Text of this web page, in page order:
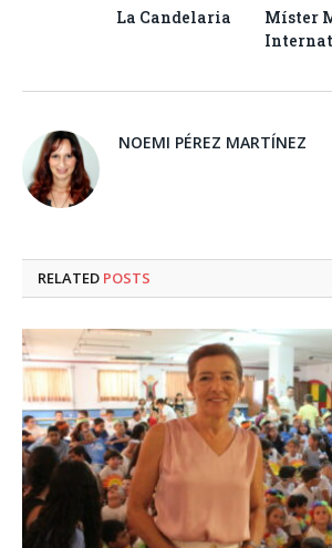
La Candelaria
Míster
NOEMI PÉREZ MARTÍNEZ
RELATED POSTS